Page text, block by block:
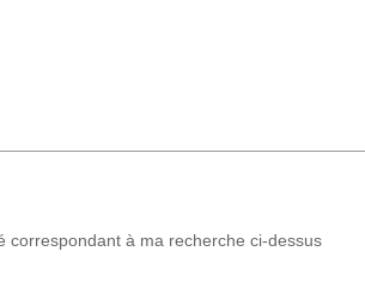
correspondant à ma recherche ci-dessus